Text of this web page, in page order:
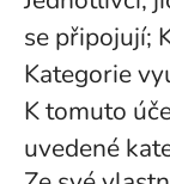
se připojují;
Kategorie
K tomuto
uvedené